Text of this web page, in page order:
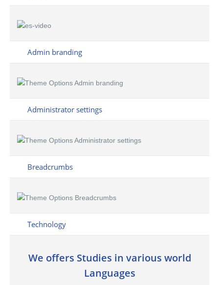
Admin branding
Administrator settings
Breadcrumbs
Technology
We offers Studies in various world
Languages